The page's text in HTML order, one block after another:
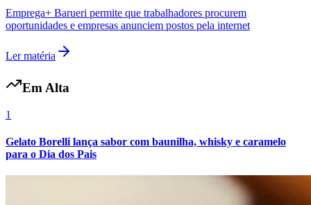
Emprega+ Barueri permite que trabalhadores procurem
oportunidades e empresas anunciem postos pela internet
Ler matéria
Em Alta
1
Gelato Borelli lança sabor com baunilha, whisky e caramelo
para o Dia dos Pais